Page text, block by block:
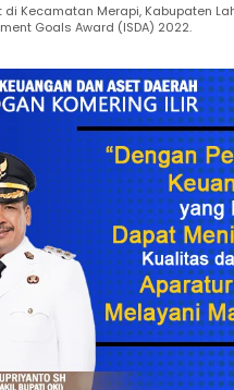
di Kecamatan Merapi, Kabupaten
Goals Award (ISDA) 2022.